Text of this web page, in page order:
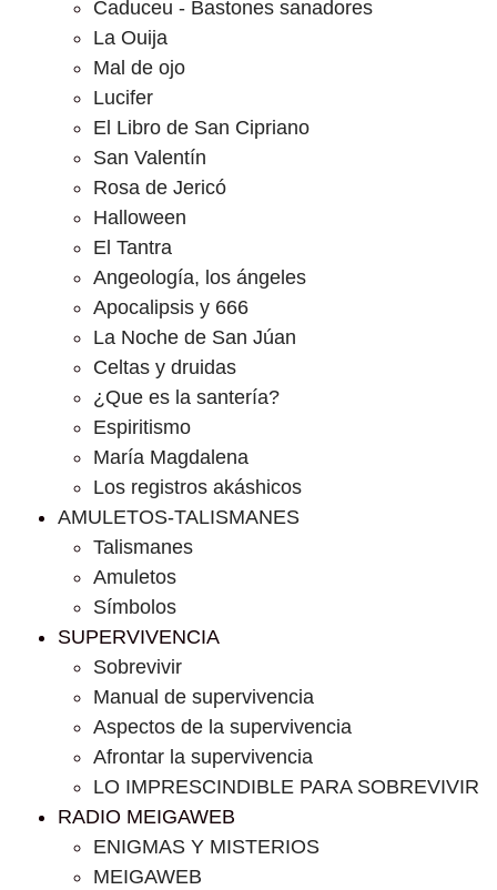
Caduceu - Bastones sanadores
La Ouija
Mal de ojo
Lucifer
El Libro de San Cipriano
San Valentín
Rosa de Jericó
Halloween
El Tantra
Angeología, los ángeles
Apocalipsis y 666
La Noche de San Júan
Celtas y druidas
¿Que es la santería?
Espiritismo
María Magdalena
Los registros akáshicos
AMULETOS-TALISMANES
Talismanes
Amuletos
Símbolos
SUPERVIVENCIA
Sobrevivir
Manual de supervivencia
Aspectos de la supervivencia
Afrontar la supervivencia
LO IMPRESCINDIBLE PARA SOBREVIVIR
RADIO MEIGAWEB
ENIGMAS Y MISTERIOS
MEIGAWEB